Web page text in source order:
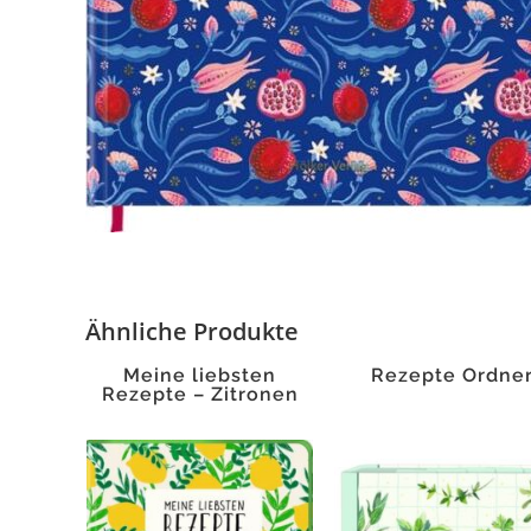
Ähnliche Produkte
Meine liebsten
Rezepte – Zitronen
Rezepte Ordner